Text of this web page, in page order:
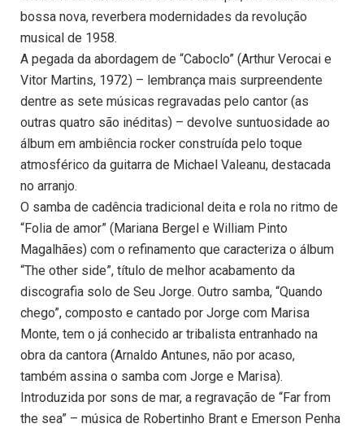
bossa nova, reverbera modernidades da revolução
musical de 1958.
A pegada da abordagem de “Caboclo” (Arthur Verocai e
Vitor Martins, 1972) – lembrança mais surpreendente
dentre as sete músicas regravadas pelo cantor (as
outras quatro são inéditas) – devolve suntuosidade ao
álbum em ambiência rocker construída pelo toque
atmosférico da guitarra de Michael Valeanu, destacada
no arranjo.
O samba de cadência tradicional deita e rola no ritmo de
“Folia de amor” (Mariana Bergel e William Pinto
Magalhães) com o refinamento que caracteriza o álbum
“The other side”, título de melhor acabamento da
discografia solo de Seu Jorge. Outro samba, “Quando
chego”, composto e cantado por Jorge com Marisa
Monte, tem o já conhecido ar tribalista entranhado na
obra da cantora (Arnaldo Antunes, não por acaso,
também assina o samba com Jorge e Marisa).
Introduzida por sons de mar, a regravação de “Far from
the sea” – música de Robertinho Brant e Emerson Penha